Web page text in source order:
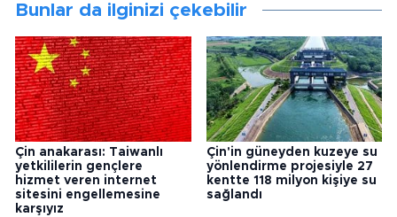
Bunlar da ilginizi çekebilir
Çin anakarası: Taiwanlı
yetkililerin gençlere
hizmet veren internet
sitesini engellemesine
karşıyız
Çin'in güneyden kuzeye su
yönlendirme projesiyle 27
kentte 118 milyon kişiye su
sağlandı